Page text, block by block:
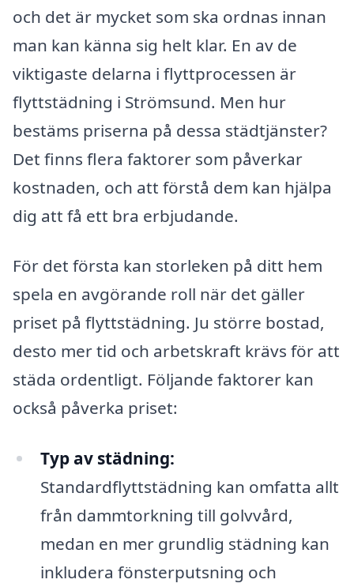
och det är mycket som ska ordnas innan
man kan känna sig helt klar. En av de
viktigaste delarna i flyttprocessen är
flyttstädning i Strömsund. Men hur
bestäms priserna på dessa städtjänster?
Det finns flera faktorer som påverkar
kostnaden, och att förstå dem kan hjälpa
dig att få ett bra erbjudande.
För det första kan storleken på ditt hem
spela en avgörande roll när det gäller
priset på flyttstädning. Ju större bostad,
desto mer tid och arbetskraft krävs för att
städa ordentligt. Följande faktorer kan
också påverka priset:
Typ av städning:
Standardflyttstädning kan omfatta allt
från dammtorkning till golvvård,
medan en mer grundlig städning kan
inkludera fönsterputsning och